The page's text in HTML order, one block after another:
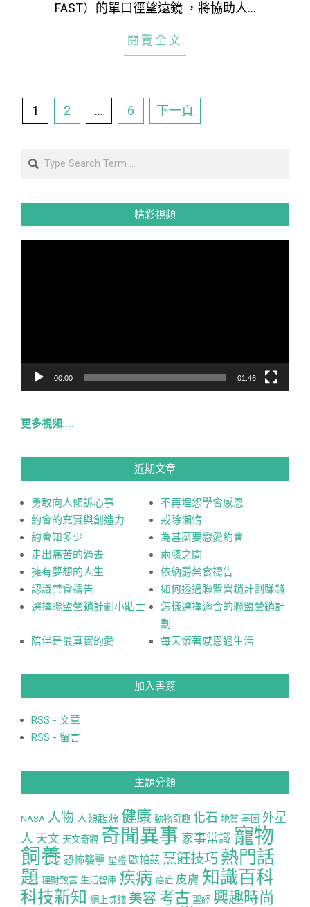
FAST）的單口徑望遠鏡 ，將協助人…
閱覽全文
文
章
頁
1 2 ... 6 下一頁
Search
精彩視頻
00:00 01:46
更多視頻….
近期文章
勇敢向人傾訴心事
不再埋怨學會感恩
約會的充實與創造力
戒除懶惰
約會知多少
為甚麼要戀愛約會
走出痛苦的過去
兩膝之間
擁有夢想的人生
依納爵禁食禱告
認識禁食禱告
如何透過聯盟營銷計劃賺錢
選擇聯盟營銷計劃小貼士
怎樣選擇適合的聯盟營銷計
劃
陪伴是最真實的愛
每天懷著感恩過生活
加入書簽
RSS - 文章
RSS - 留言
主題分類
NASA 人物 人類起源 健康 動物奇趣 化石 地質 基因 外星
人 天文 天文奇觀 奇聞異事 家事常識 寵物
飼養 恐怖襲擊 星體 歐帕茲 烹飪技巧 熱門話
題 理財致富 生活智庫 疾病 癌症 皮膚 知識百科
科技新知 網上賺錢 美容 考古 聖經 興趣時尚